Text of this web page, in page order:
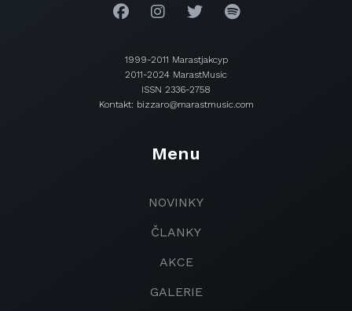
1999-2011 Marastjakcyp
2011-2024 MarastMusic
ISSN 2336-2758
Kontakt: bizzaro@marastmusic.com
Menu
NOVINKY
ČLANKY
AKCE
GALERIE